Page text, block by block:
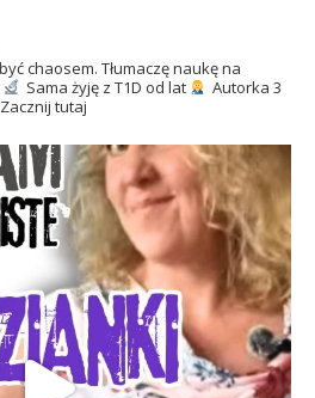
chaosem. Tłumaczę naukę na
Sama żyję z T1D od lat
Autorka 3
Zacznij tutaj